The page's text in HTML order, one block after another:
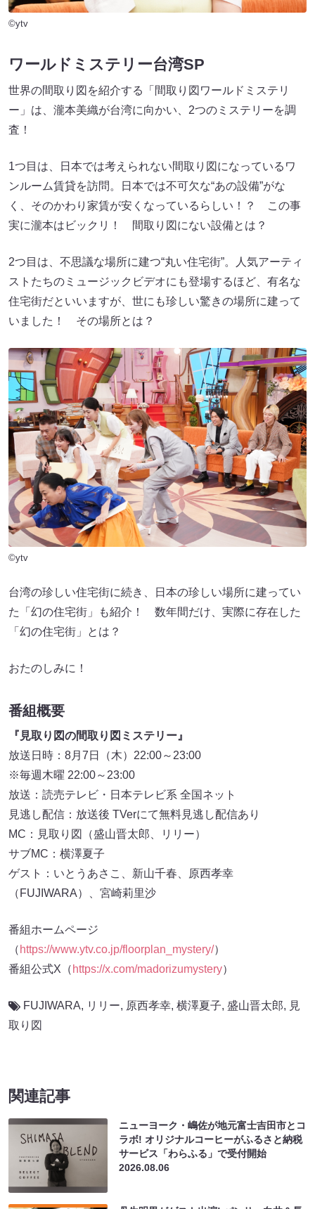
©ytv
ワールドミステリー台湾SP
世界の間取り図を紹介する「間取り図ワールドミステリ
ー」は、瀧本美織が台湾に向かい、2つのミステリーを調
査！
1つ目は、日本では考えられない間取り図になっているワ
ンルーム賃貸を訪問。日本では不可欠な“あの設備”がな
く、そのかわり家賃が安くなっているらしい！？ この事
実に瀧本はビックリ！ 間取り図にない設備とは？
2つ目は、不思議な場所に建つ“丸い住宅街”。人気アーティ
ストたちのミュージックビデオにも登場するほど、有名な
住宅街だといいますが、世にも珍しい驚きの場所に建って
いました！ その場所とは？
©ytv
台湾の珍しい住宅街に続き、日本の珍しい場所に建ってい
た「幻の住宅街」も紹介！ 数年間だけ、実際に存在した
「幻の住宅街」とは？
おたのしみに！
番組概要
『見取り図の間取り図ミステリー』
放送日時：8月7日（木）22:00～23:00
※毎週木曜 22:00～23:00
放送：読売テレビ・日本テレビ系 全国ネット
見逃し配信：放送後 TVerにて無料見逃し配信あり
MC：見取り図（盛山晋太郎、リリー）
サブMC：横澤夏子
ゲスト：いとうあさこ、新山千春、原西孝幸
（FUJIWARA）、宮崎莉里沙
番組ホームページ
（ https://www.ytv.co.jp/floorplan_mystery/）
番組公式X（ https://x.com/madorizumystery）
FUJIWARA, リリー, 原西孝幸, 横澤夏子, 盛山晋太郎, 見
取り図
関連記事
ニューヨーク・嶋佐が地元富士吉田市とコ
ラボ! オリジナルコーヒーがふるさと納税
サービス「わらふる」で受付開始
2026.08.06